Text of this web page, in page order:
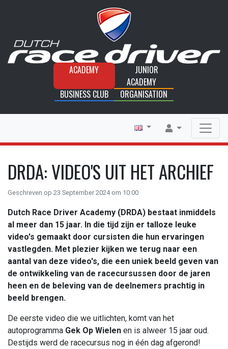
ACADEMY
JUNIOR
ACADEMY
BUSINESS CLUB
ORGANISATION
DRDA: VIDEO'S UIT HET ARCHIEF
Geschreven op 23 September 2024 om 10:00
Dutch Race Driver Academy (DRDA) bestaat inmiddels
al meer dan 15 jaar. In die tijd zijn er talloze leuke
video's gemaakt door cursisten die hun ervaringen
vastlegden. Met plezier kijken we terug naar een
aantal van deze video's, die een uniek beeld geven van
de ontwikkeling van de racecursussen door de jaren
heen en de beleving van de deelnemers prachtig in
beeld brengen.
De eerste video die we uitlichten, komt van het
autoprogramma Gek Op Wielen en is alweer 15 jaar oud.
Destijds werd de racecursus nog in één dag afgerond!